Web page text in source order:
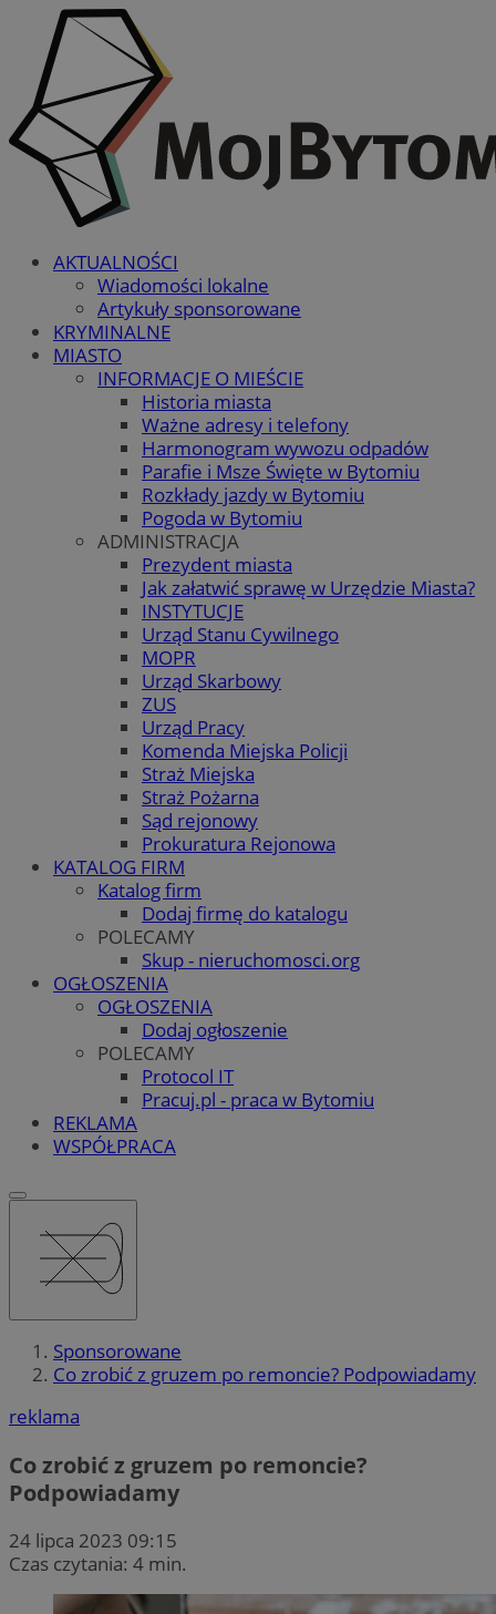
AKTUALNOŚCI
Wiadomości lokalne
Artykuły sponsorowane
KRYMINALNE
MIASTO
INFORMACJE O MIEŚCIE
Historia miasta
Ważne adresy i telefony
Harmonogram wywozu odpadów
Parafie i Msze Święte w Bytomiu
Rozkłady jazdy w Bytomiu
Pogoda w Bytomiu
ADMINISTRACJA
Prezydent miasta
Jak załatwić sprawę w Urzędzie Miasta?
INSTYTUCJE
Urząd Stanu Cywilnego
MOPR
Urząd Skarbowy
ZUS
Urząd Pracy
Komenda Miejska Policji
Straż Miejska
Straż Pożarna
Sąd rejonowy
Prokuratura Rejonowa
KATALOG FIRM
Katalog firm
Dodaj firmę do katalogu
POLECAMY
Skup - nieruchomosci.org
OGŁOSZENIA
OGŁOSZENIA
Dodaj ogłoszenie
POLECAMY
Protocol IT
Pracuj.pl - praca w Bytomiu
REKLAMA
WSPÓŁPRACA
Sponsorowane
Co zrobić z gruzem po remoncie? Podpowiadamy
reklama
Co zrobić z gruzem po remoncie?
Podpowiadamy
24 lipca 2023 09:15
Czas czytania: 4 min.